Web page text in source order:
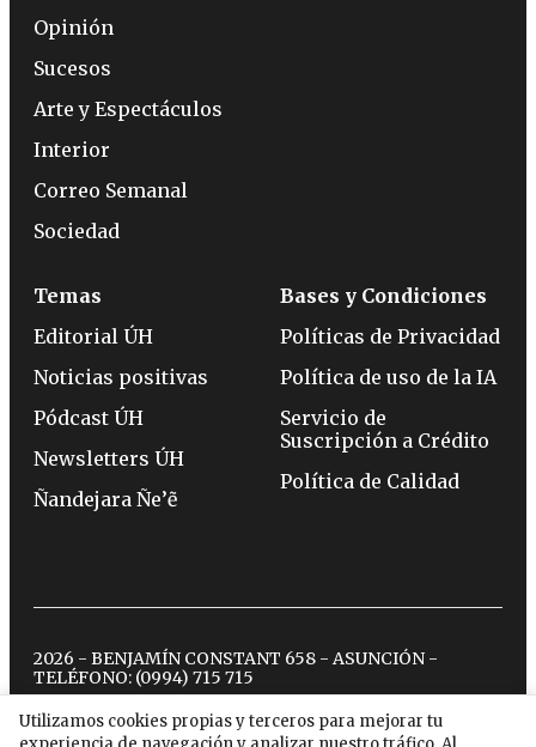
Utilizamos cookies propias y terceros para mejorar tu
Opinión
Sucesos
Arte y Espectáculos
Interior
Correo Semanal
Sociedad
Temas
Editorial ÚH
Noticias positivas
Pódcast ÚH
Newsletters ÚH
Ñandejara Ñe’ẽ
Bases y Condiciones
Políticas de Privacidad
Política de uso de la IA
Servicio de
Suscripción a Crédito
Política de Calidad
2026 - BENJAMÍN CONSTANT 658 - ASUNCIÓN -
TELÉFONO: (0994) 715 715